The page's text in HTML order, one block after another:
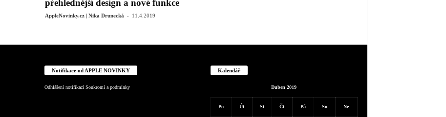
přehlednější design a nové funkce
AppleNovinky.cz | Nika Drunecká - 11.4.2019
Notifikace od APPLE NOVINKY
Odhlášení notifikací Soukromí a podmínky
Kalendář
Duben 2019
Po Út St Čt Pá So Ne